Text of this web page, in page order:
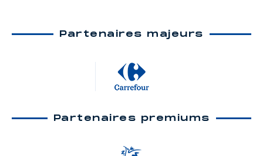
Partenaires majeurs
Partenaires premiums